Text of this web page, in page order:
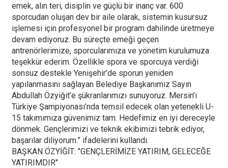
emek, alın teri, disiplin ve güçlü bir inanç var. 600
sporcudan oluşan dev bir aile olarak, sistemin kusursuz
işlemesi için profesyonel bir program dahilinde üretmeye
devam ediyoruz. Bu süreçte emeği geçen
antrenörlerimize, sporcularımıza ve yönetim kurulumuza
teşekkür ederim. Özellikle spora ve sporcuya verdiği
sonsuz destekle Yenişehir’de sporun yeniden
yapılanmasını sağlayan Belediye Başkanımız Sayın
Abdullah Özyiğit’e şükranlarımızı sunuyoruz. Mersin’i
Türkiye Şampiyonası’nda temsil edecek olan yetenekli U-
15 takımımıza güvenimiz tam. Hedefimiz en iyi dereceyle
dönmek. Gençlerimizi ve teknik ekibimizi tebrik ediyor,
başarılar diliyorum.” ifadelerini kullandı.
BAŞKAN ÖZYİĞİT: "GENÇLERİMİZE YATIRIM, GELECEĞE
YATIRIMDIR"